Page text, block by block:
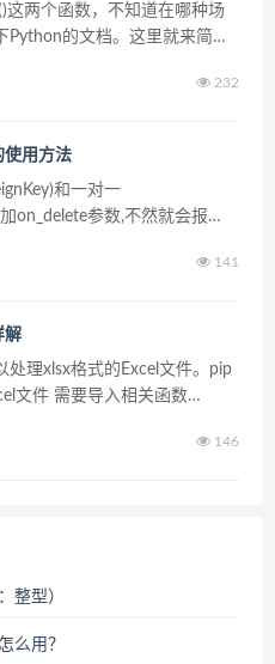
这两个函数，不知道在哪种场
Python的文档。这里就来简单
232
使用方法
和一对一
on_delete参数,不然就会报
141
解
理xlsx格式的Excel文件。pip
文件 需要导入相关函数
146
整型）
么用？